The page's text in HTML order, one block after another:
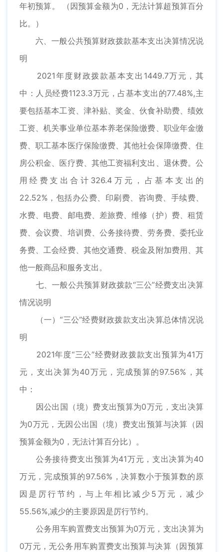
年初预算。 （因预算金额为0，无法计算超预算百分
比。）
六、一般公共预算财政拨款基本支出决算情况说
明
2021年度财政拨款基本支出1449.7万元，其
中：人员经费1123.3万元，占基本支出的77.48%,主
要包括基本工资、津补贴、奖金、伙食补助费、绩效
工资、机关事业单位基本养老保险缴费、职业年金缴
费、职工基本医疗保险缴费、其他社会保障缴费、住
房公积金、医疗费、其他工资福利支出、退休费。公
用经费支出合计326.4万元，占基本支出的
22.52%，包括办公费、印刷费、咨询费、手续费、
水费、电费、邮电费、差旅费、维修（护）费、租赁
费、会议费、培训费、公务接待费、劳务费、委托业
务费、工会经费、其他交通费、税金及附加费用、其
他一般商品和服务支出。
七、一般公共预算财政拨款“三公”经费支出决算
情况说明
（一）“三公”经费财政拨款支出决算总体情况说
明
2021年度“三公”经费财政拨款支出预算为41万
元，支出决算为40万元，完成预算的97.56%，其
中：
因公出国（境）费支出预算为0万元，支出决算
为0万元，无因公出国（境）费支出预算与决算（因
预算金额为0，无法计算百分比）。
公务接待费支出预算为41万元，支出决算为40
万元，完成预算的97.56%，决算数小于预算数的原
因是厉行节约，与上年相比减少5万元，减少
55.56%,减少的主要原因是厉行节约。
公务用车购置费支出预算为0万元，支出决算为
0万元，无公务用车购置费支出预算与决算（因预算